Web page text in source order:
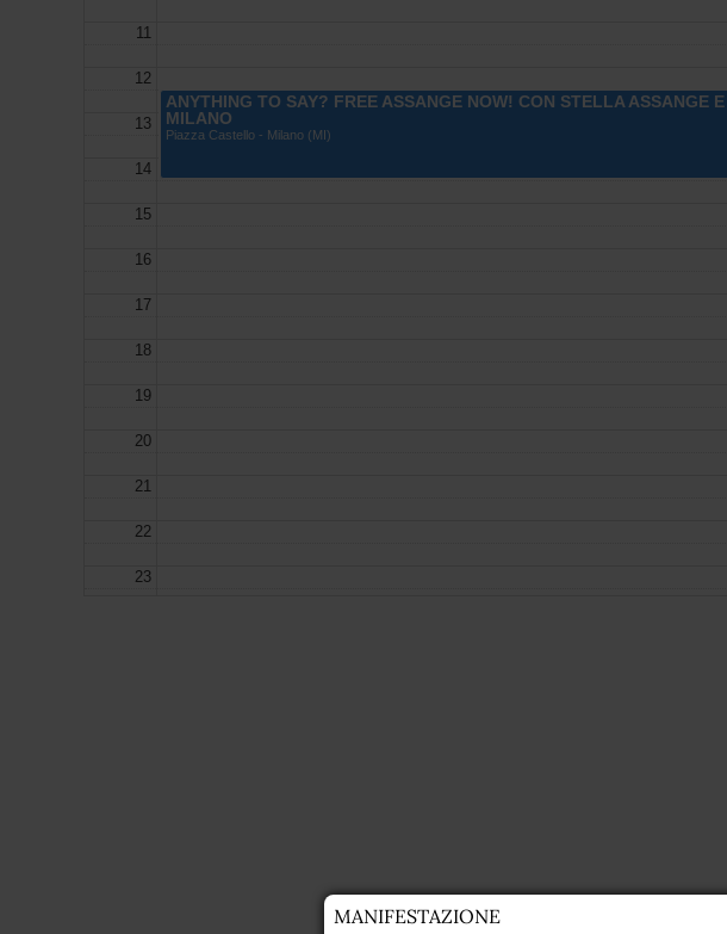
11
12
13
14
15
16
17
18
19
20
21
22
23
ANYTHING TO SAY? FREE ASSANGE NOW! CON STELLA ASSANGE
MILANO
Piazza Castello - Milano (MI)
MANIFESTAZIONE